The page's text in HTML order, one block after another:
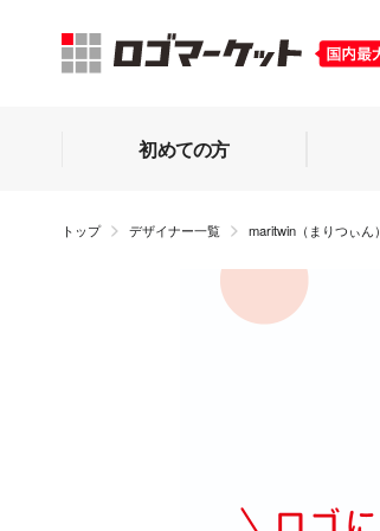
初めての方
トップ デザイナー一覧 maritwin（まりつぃん）